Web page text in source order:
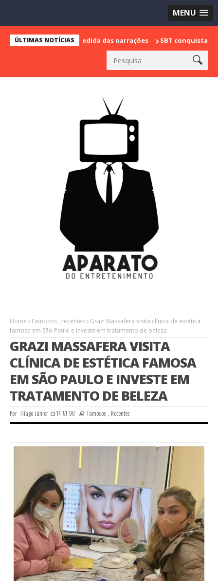
MENU
ÚLTIMAS NOTÍCIAS
sua despedida das narrações SBT conquista a vice
Home Famosos , recentes
Grazi Massafera visita clínica de estética
famosa em São Paulo e investe em tratamento de beleza
GRAZI MASSAFERA VISITA
CLÍNICA DE ESTÉTICA FAMOSA
EM SÃO PAULO E INVESTE EM
TRATAMENTO DE BELEZA
Por: Hiago Júnior 14:51:00 Famosos ,Recentes